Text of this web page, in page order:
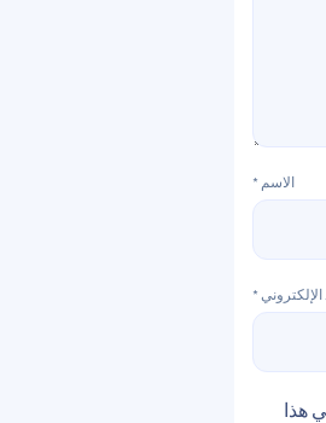
الاسم *
الإلكتروني *
هذا